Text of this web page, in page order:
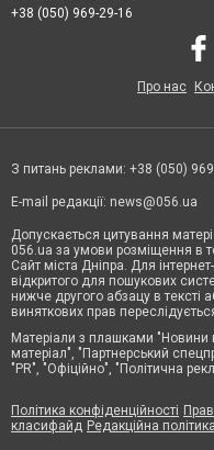
+38 (050) 969-29-16
Про нас
З питань реклами: +38 (050)
E-mail редакції: news@056.ua
Допускається цитування
056.ua за умови розміщення в
Сайт міста Дніпра. Для
відкритого для пошукових
нижче другого абзацу в тексті
виняткових прав
Матеріали з плашками "Новини
матеріал", "Партнерський
"PR", "Офіційно", "Політична
Політика конфіденційності
класифайд Редакційна політика